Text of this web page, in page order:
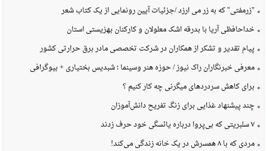
"زرمفتی" که به زر می ارزد /جزئیات آیین رونمایی از یک کتاب شعر
خداحافظی آریا با بدرقه اشک معلولان و کارکنان بهزیستی استان
پیام تقدیر و تشکر از همکاران در شرکت تخصصی مادر برق حرارتی کشور
معرفی خبرنگاران راک نیوز / حوزه هنر وسینما ؛ شبدیس بختیاری + بیوگرافی
برای کاهش سردردهای میگرنی چه کار کنیم ؟
چند پیشنهاد غذایی برای زنگ تفریح دانش‌آموزان
۷ سلبریتی که بی‌پروا درباره یائسگی خود حرف زدند
مردی که با ۸ همسرش در یک خانه زندگی می‌کند!